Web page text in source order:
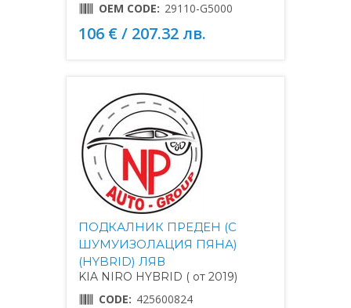
OEM CODE: 29110-G5000
106 € / 207.32 лв.
ПОДКАЛНИК ПРЕДЕН (С
ШУМУИЗОЛАЦИЯ ПЯНА)
(HYBRID) ЛЯВ
KIA NIRO HYBRID ( от 2019)
CODE: 425600824